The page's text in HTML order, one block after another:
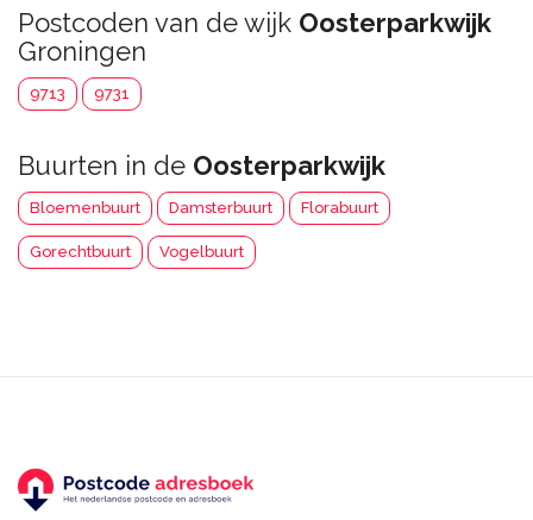
Postcoden van de wijk Oosterparkwijk
Groningen
9713 9731
Buurten in de Oosterparkwijk
Bloemenbuurt Damsterbuurt Florabuurt
Gorechtbuurt Vogelbuurt